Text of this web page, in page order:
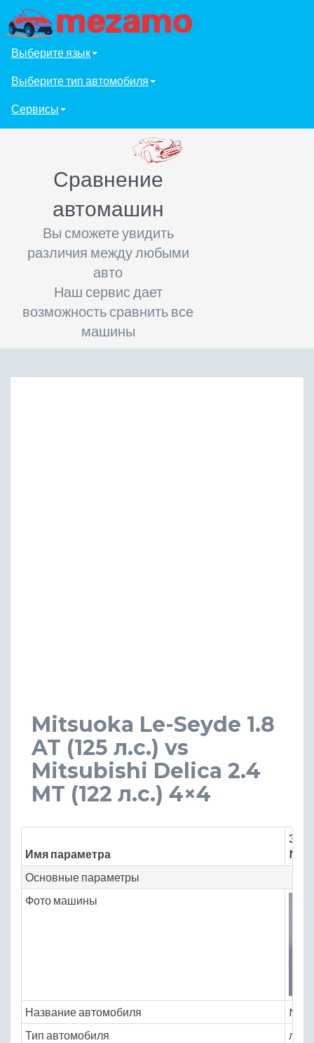
Выберите язык
Выберите тип автомобиля
Сервисы
Сравнение
автомашин
Вы сможете увидить
различия между любыми
авто
Наш сервис дает
возможность сравнить все
машины
Mitsuoka Le-Seyde 1.8
AT (125 л.с.) vs
Mitsubishi Delica 2.4
MT (122 л.с.) 4×4
Имя параметра
Основные параметры
Фото машины
Название автомобиля
Тип автомобиля